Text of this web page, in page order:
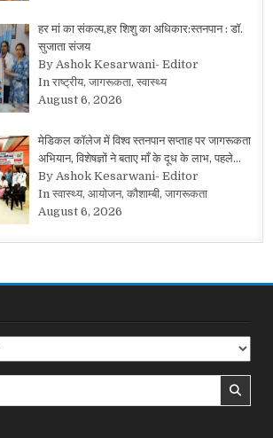
हर मां का संकल्प,हर शिशु का अधिकार:स्तनपान : डॉ.
सुजाता संजय
By Ashok Kesarwani- Editor
In राष्ट्रीय, जागरूकता, स्वास्थ्य
August 6, 2026
मेडिकल कॉलेज में विश्व स्तनपान सप्ताह पर जागरूकता
अभियान, विशेषज्ञों ने बताए माँ के दूध के लाभ, पहले…
By Ashok Kesarwani- Editor
In स्वास्थ्य, आयोजन, कौशाम्बी, जागरूकता
August 6, 2026